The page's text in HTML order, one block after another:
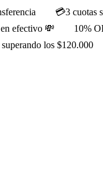
💳3 cuotas
efectivo 💸 10%
los $120.000